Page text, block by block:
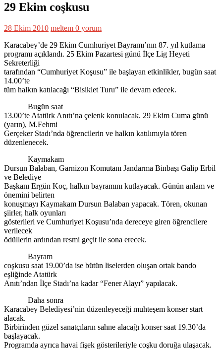
29 Ekim coşkusu
28 Ekim 2010 meltem 0 yorum
Karacabey’de 29 Ekim Cumhuriyet Bayramı’nın 87. yıl kutlama
programı açıklandı. 25 Ekim Pazartesi günü İlçe Lig Heyeti
Sekreterliği
tarafından “Cumhuriyet Koşusu” ile başlayan etkinlikler, bugün saat
14.00’te
tüm halkın katılacağı “Bisiklet Turu” ile devam edecek.
Bugün saat
13.00’te Atatürk Anıtı’na çelenk konulacak. 29 Ekim Cuma günü
(yarın), M.Fehmi
Gerçeker Stadı’nda öğrencilerin ve halkın katılımıyla tören
düzenlenecek.
Kaymakam
Dursun Balaban, Garnizon Komutanı Jandarma Binbaşı Galip Erbil
ve Belediye
Başkanı Ergün Koç, halkın bayramını kutlayacak. Günün anlam ve
önemini belirten
konuşmayı Kaymakam Dursun Balaban yapacak. Tören, okunan
şiirler, halk oyunları
gösterileri ve Cumhuriyet Koşusu’nda dereceye giren öğrencilere
verilecek
ödüllerin ardından resmi geçit ile sona erecek.
Bayram
coşkusu saat 19.00’da ise bütün liselerden oluşan ortak bando
eşliğinde Atatürk
Anıtı’ndan İlçe Stadı’na kadar “Fener Alayı” yapılacak.
Daha sonra
Karacabey Belediyesi’nin düzenleyeceği muhteşem konser start
alacak.
Birbirinden güzel sanatçıların sahne alacağı konser saat 19.30’da
başlayacak.
Programda ayrıca havai fişek gösterileriyle coşku doruğa ulaşacak.